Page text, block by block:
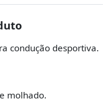
condução desportiva.
molhado.